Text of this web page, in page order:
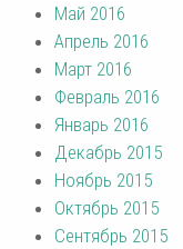
Май 2016
Апрель 2016
Март 2016
Февраль 2016
Январь 2016
Декабрь 2015
Ноябрь 2015
Октябрь 2015
Сентябрь 2015